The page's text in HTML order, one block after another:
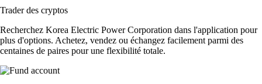
Trader des cryptos
Recherchez Korea Electric Power Corporation dans l'application pour
plus d'options. Achetez, vendez ou échangez facilement parmi des
centaines de paires pour une flexibilité totale.